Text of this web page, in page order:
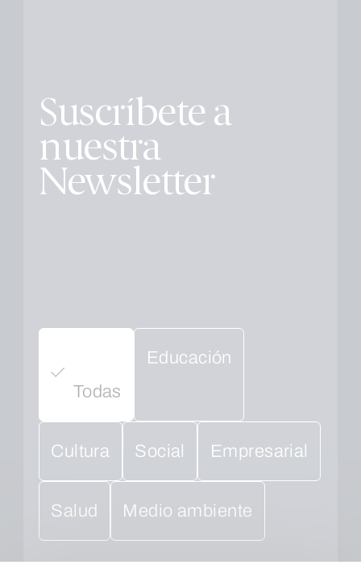
Suscríbete a
nuestra
Newsletter
Todas
Educación
Cultura Social Empresarial
Salud Medio ambiente